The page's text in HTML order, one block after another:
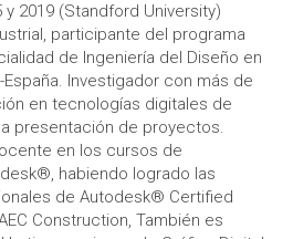
y 2019 (Standford University)
participante del programa
de Ingeniería del Diseño en
Investigador con más de
en tecnologías digitales de
presentación de proyectos.
en los cursos de
habiendo logrado las
de Autodesk® Certified
Construction, También es